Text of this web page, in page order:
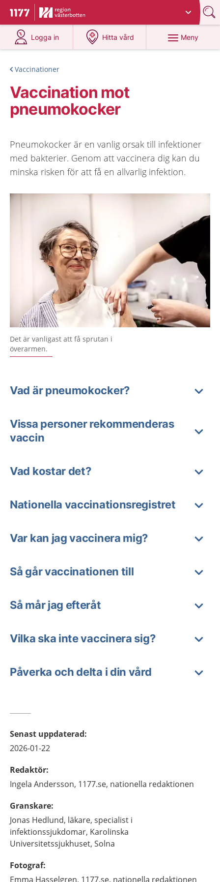
Till startsidan för 1177
Du har valt region
Logga in
på 1177.se
Hitta vård
på 1177.se
Meny
Vaccinationer
Vaccination mot
pneumokocker
Pneumokocker är en vanlig orsak till infektioner
med bakterier. Genom att vaccinera dig kan du
minska risken för att få en allvarlig infektion.
Det är vanligast att få sprutan i
överarmen.
Vad är pneumokocker?
Vissa personer rekommenderas
vaccin
Vad kostar det?
Nationella vaccinationsregistret
Var kan jag vaccinera mig?
Så går vaccinationen till
Så mår jag efteråt
Vilka ska inte vaccinera sig?
Påverka och delta i din vård
Senast uppdaterad:
2026-01-22
Redaktör:
Ingela Andersson, 1177.se, nationella redaktionen
Granskare:
Jonas Hedlund, läkare, specialist i
infektionssjukdomar, Karolinska
Universitetssjukhuset, Solna
Fotograf:
Emma Hasselgren, 1177.se, nationella redaktionen